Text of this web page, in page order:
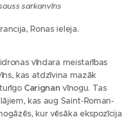
sarkanvīns
Ronas ieleja.
vīndara meistarības
kas atdzīvina mazāk
Carignan vīnogu. Tas
kas aug Saint-Roman-
kur vēsāka ekspozīcija